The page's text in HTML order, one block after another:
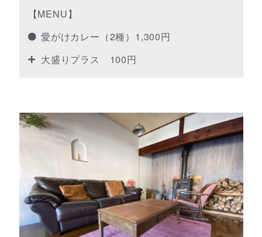
【MENU】
愛がけカレー（2種）1,300円
大盛りプラス 100円